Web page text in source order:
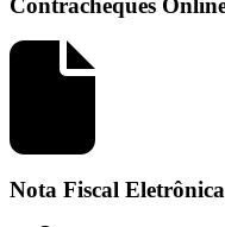
Contracheques
Nota Fiscal Eletrônica